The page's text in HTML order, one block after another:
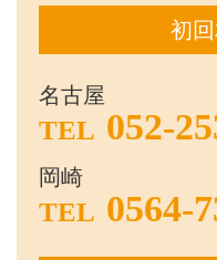
初回
名古屋
TEL 052-
岡崎
TEL 0564-